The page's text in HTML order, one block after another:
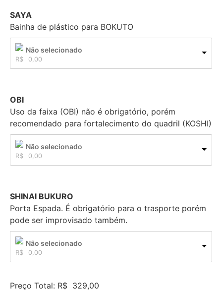
SAYA
Bainha de plástico para BOKUTO
Não selecionado
R$ 0,00
OBI
Uso da faixa (OBI) não é obrigatório, porém
recomendado para fortalecimento do quadril (KOSHI)
Não selecionado
R$ 0,00
SHINAI BUKURO
Porta Espada. É obrigatório para o trasporte porém
pode ser improvisado também.
Não selecionado
R$ 0,00
Preço Total: R$ 329,00